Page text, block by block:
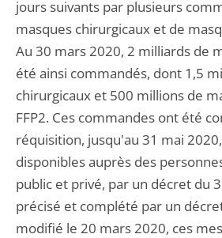
jours suivants par plusieurs
masques chirurgicaux et de
Au 30 mars 2020, 2 milliards de
été ainsi commandés, dont 1,5
chirurgicaux et 500 millions de
FFP2. Ces commandes ont été
réquisition, jusqu'au 31 mai
disponibles auprès des
public et privé, par un décret du
précisé et complété par un
modifié le 20 mars 2020, ces